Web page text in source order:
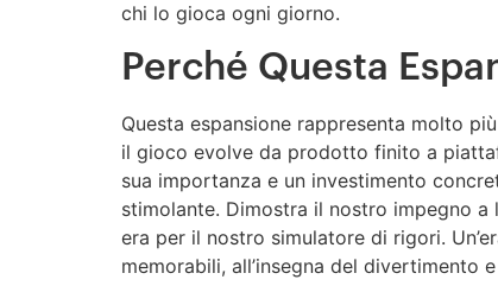
chi lo gioca ogni giorno.
Perché Questa
Questa espansione rappresenta molto
il gioco evolve da prodotto finito a
sua importanza e un investimento
stimolante. Dimostra il nostro impegno
era per il nostro simulatore di rigori.
memorabili, all’insegna del divertimento